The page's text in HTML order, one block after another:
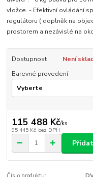
vložce. - Efektivní ovládání
regulátoru ( doplněk na
prostorem a nezávislé na
Dostupnost
Není
Barevné provedení
115 488 Kč/ks
95 445 Kč bez DPH